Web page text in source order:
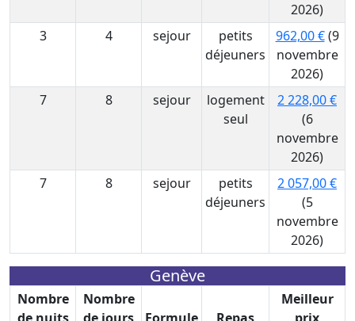
2026)
3
4 sejour
petits
déjeuners
962,00 €(9
novembre
2026)
7
8 sejour
logement
seul
2 228,00 €
(6
novembre
2026)
7
8 sejour
petits
déjeuners
2 057,00 €
(5
novembre
2026)
Genève
Nombre
Nombre
Meilleur